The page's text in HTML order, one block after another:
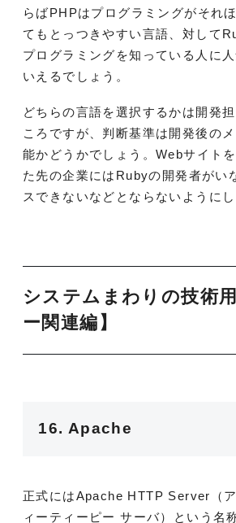
らばPHPはプログラミングがそれ
てもとっつきやすい言語、対して
プログラミングを知っている人に
いえるでしょう。
どちらの言語を選択するかは開発
ころですが、判断基準は開発後の
能かどうかでしょう。Webサイト
た先の企業にはRubyの開発者がい
スできないなどとならないようにし
システムまわりの技術
ー関連編】
16. Apache
正式にはApache HTTP Server（
ィーティーピー サーバ）という名